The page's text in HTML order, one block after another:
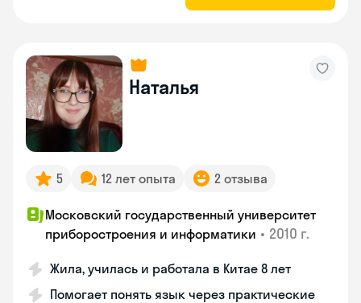
Наталья
5 12 лет опыта 2 отзыва
Московский государственный университет
приборостроения и информатики • 2010 г.
Жила, училась и работала в Китае 8 лет
Помогает понять язык через практические